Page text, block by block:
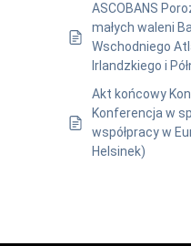
ASCOBANS
małych waleni
Wschodniego
Irlandzkiego i
Akt końcowy
Konferencja w
współpracy w
Helsinek)